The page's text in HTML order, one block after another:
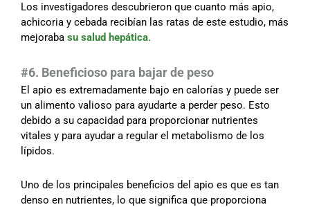
Los investigadores descubrieron que cuanto más apio,
achicoria y cebada recibían las ratas de este estudio, más
mejoraba su salud hepática.
#6. Beneficioso para bajar de peso
El apio es extremadamente bajo en calorías y puede ser
un alimento valioso para ayudarte a perder peso. Esto
debido a su capacidad para proporcionar nutrientes
vitales y para ayudar a regular el metabolismo de los
lípidos.
Uno de los principales beneficios del apio es que es tan
denso en nutrientes, lo que significa que proporciona